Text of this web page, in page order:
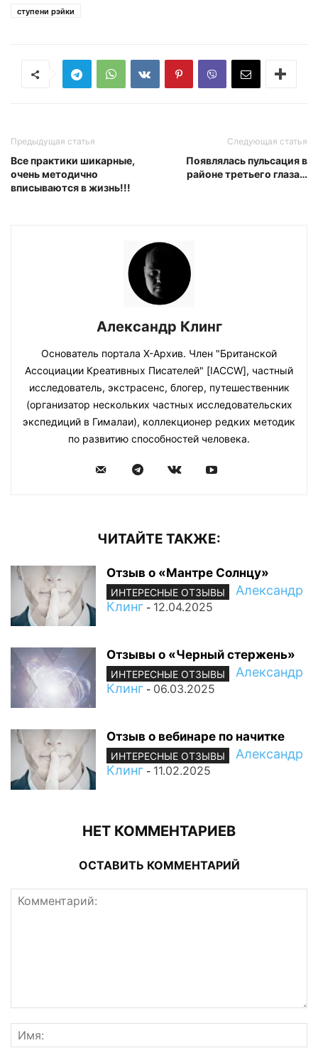
ступени рэйки
Предыдущая статья
Все практики шикарные,
очень методично
вписываются в жизнь!!!
Следующая статья
Появлялась пульсация в
районе третьего глаза…
Александр Клинг
Основатель портала Х-Архив. Член "Британской
Ассоциации Креативных Писателей" [IACCW], частный
исследователь, экстрасенс, блогер, путешественник
(организатор нескольких частных исследовательских
экспедиций в Гималаи), коллекционер редких методик
по развитию способностей человека.
ЧИТАЙТЕ ТАКЖЕ:
Отзыв о «Мантре Солнцу»
ИНТЕРЕСНЫЕ ОТЗЫВЫ
Александр
Клинг - 12.04.2025
Отзывы о «Черный стержень»
ИНТЕРЕСНЫЕ ОТЗЫВЫ
Александр
Клинг - 06.03.2025
Отзыв о вебинаре по начитке
ИНТЕРЕСНЫЕ ОТЗЫВЫ
Александр
Клинг - 11.02.2025
НЕТ КОММЕНТАРИЕВ
ОСТАВИТЬ КОММЕНТАРИЙ